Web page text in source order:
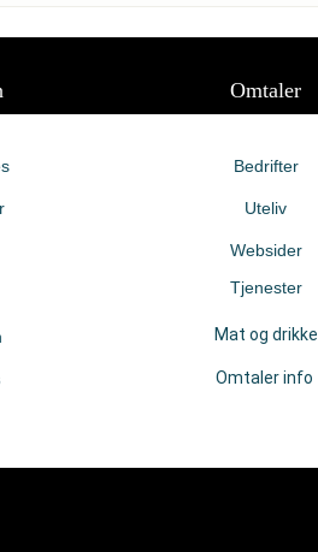
Omtaler
Bedrifter
Uteliv
Websider
Tjenester
Mat og drikke
Omtaler info